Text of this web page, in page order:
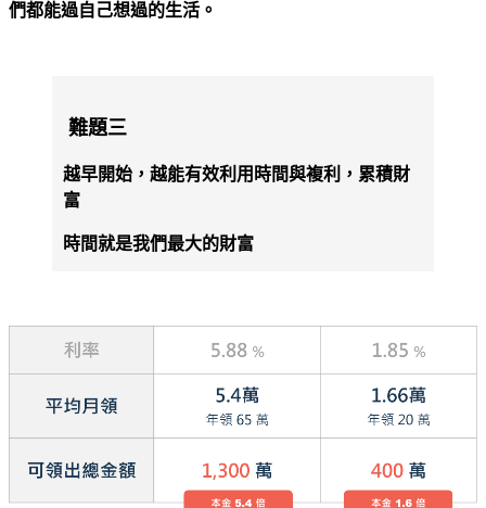
們都能過自己想過的生活。
難題三
越早開始，越能有效利用時間與複利，累積財
富
時間就是我們最大的財富